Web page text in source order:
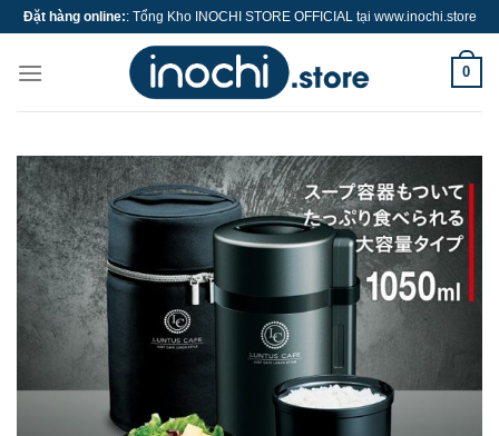
Skip
content
Đặt hàng online:: Tổng Kho INOCHI STORE OFFICIAL tại www.inochi.store
0